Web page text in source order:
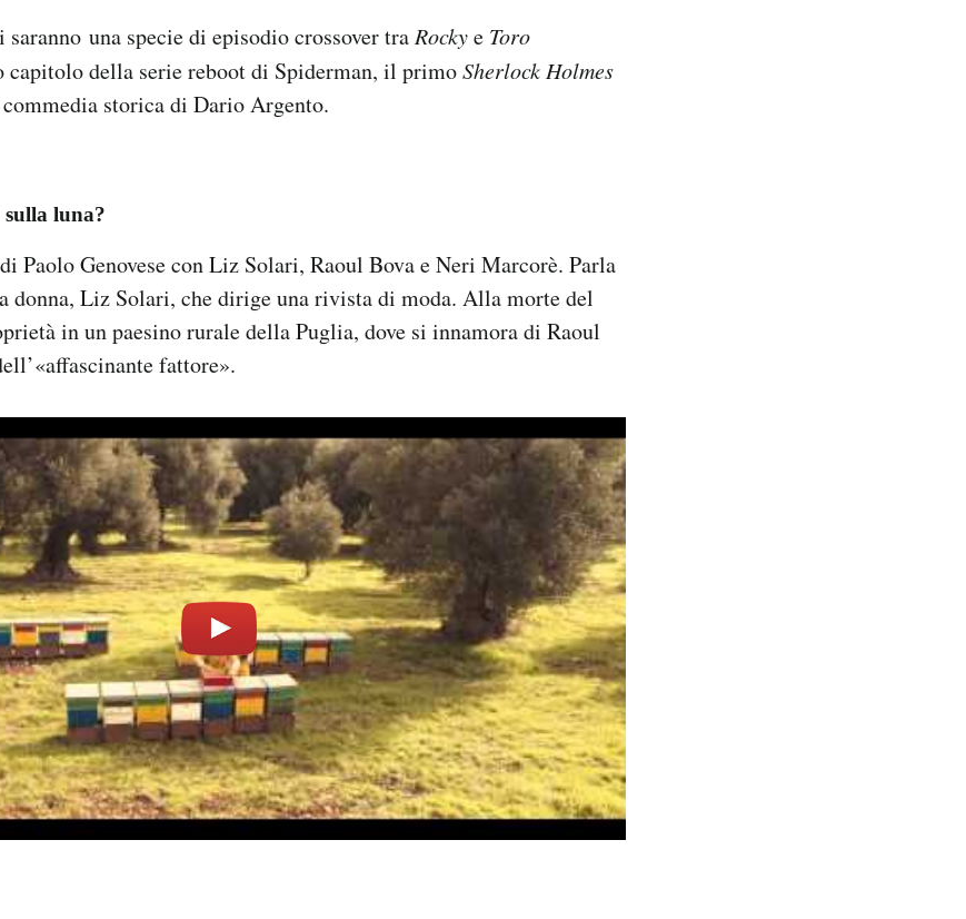
una specie di episodio crossover traRockye Toro
capitolo della serie reboot di Spiderman, il primoSherlock Holmes
storica di Dario Argento.
sulla luna?
Paolo Genovese con Liz Solari, Raoul Bova e Neri Marcorè. Parla
donna, Liz Solari, che dirige una rivista di moda. Alla morte del
in un paesino rurale della Puglia, dove si innamora di Raoul
fattore».